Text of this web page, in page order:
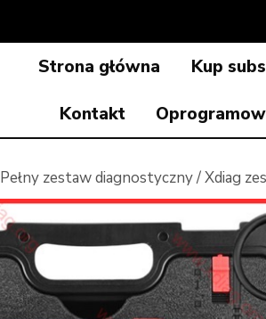
Strona główna Kup
Kontakt
Pełny zestaw diagnostyczny/Xdiag